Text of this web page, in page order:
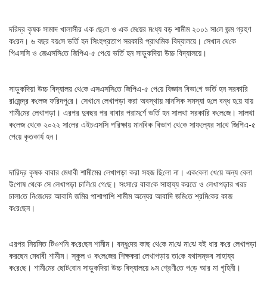
দ‌রিদ্র কৃষক সামাদ খালাসীর এক ছে‌লে ও এক মে‌য়ের ম‌ধ্যে বড় শামীম ২০০১ সা‌লে জন্ম‌ গ্রহণ
ক‌রেন। ৬ বছর বয়‌সে ভ‌র্তি হন সিংহপ্রতাপ সরকা‌রি প্রাথ‌মিক বিদ্যালয়ে। সেখান থে‌কে
পিএস‌সি‌ ও জেএস‌সি‌তে জি‌পিএ-৫ পে‌য়ে ভ‌র্তি হন সাড়ুক‌দিয়া উচ্চ বিদ্যালয়ে।
সাড়ুক‌দিয়া উচ্চ বিদ্যালয় থে‌কে এসএস‌সি‌তে জি‌পিএ-৫ পে‌য়ে বিজ্ঞান বিভা‌গে ভ‌র্তি হন সরকা‌রি
রা‌জেন্দ্র ক‌লেজ ফরিদপু‌রে। ‌সেখা‌নে লেখাপড়া করা অবস্থায় মান‌সিক সমস্যা হ‌লে বন্ধ হ‌য়ে যায়
শা‌মী‌মের লেখাপড়া। এরপর দুবছর পর বাবার পরাম‌র্শে ভ‌র্তি হন সালথা সরকা‌রি ক‌লে‌জে। সালথা
ক‌লেজ থে‌কে ২০২২ সা‌লের এইচএস‌সি প‌রিক্ষায় মান‌বিক বিভাগ থে‌কে সাফ‌ল্যের সা‌থে জি‌পিএ-৫
পে‌য়ে কৃতকার্য হন।
দা‌রিদ্র কৃষক বাবার মেধাবী শামীমের লেখাপড়া করা সহজ ছি‌লো না। এক‌বেলা খে‌য়ে অন্য বেলা
উ‌পোষ থে‌কে সে লেখাপড়া চা‌লি‌য়ে গে‌ছে। সংসা‌রে বাবা‌কে সাহায্য করতে ও লেখাপড়ার খরচ
চালা‌তে নি‌জে‌দের আবা‌দি জ‌মির পাশাপা‌শি শামীম অন্যের আবা‌দি জ‌মি‌তে শ্রমি‌কের কাজ
ক‌রে‌ছেন।
এরপর নিয়‌মিত টিওশ‌নি ক‌রে‌ছেন শা‌মীম। বন্ধু‌দের কাছ থে‌কে মা‌ঝে মা‌ঝে বই ধার ক‌রে লেখাপড়া
করছেন মেধাবী শামীম। স্কুল ও ক‌লে‌জের শিক্ষকরা লেখাপড়ায় তা‌কে যথাসম্ভব সাহায্য
ক‌রে‌ছে। শামী‌মের ছোট‌বোন সাড়ুক‌দিয়া উচ্চ বিদ্যালয়ে ৯ম শ্রেণী‌তে প‌ড়ে আর মা গৃ‌হিনী।